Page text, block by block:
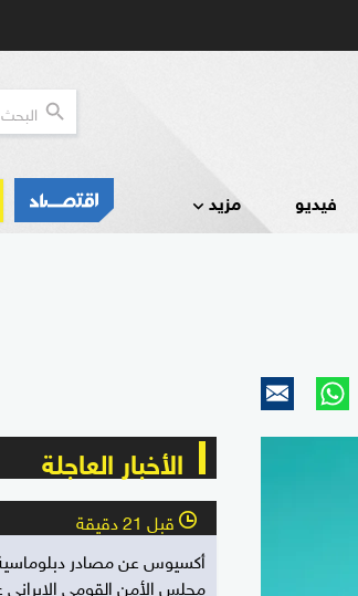
فيديو مزيد
الأخبار العاجلة
l قبل 21 دقيقة
أكسيوس عن مصادر
مجلس الأمن القومي الإيراني